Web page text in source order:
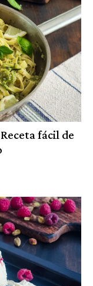
fácil de